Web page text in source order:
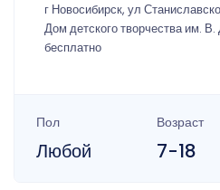
г Новосибирск, ул
Дом детского творчества им.
бесплатно
Пол
Любой
Возраст
7-18